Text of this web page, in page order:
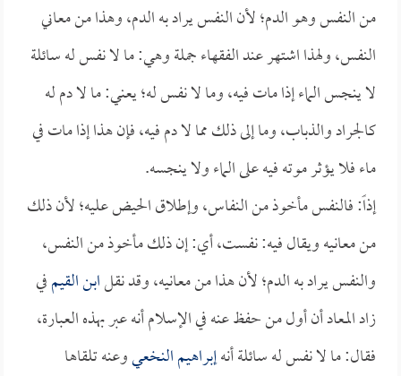
من النفس وهو الدم؛ لأن النفس يراد به الدم، وهذا من معاني
النفس، ولهذا اشتهر عند الفقهاء جملة وهي: ما لا نفس له سائلة
لا ينجس الماء إذا مات فيه، وما لا نفس له؛ يعني: ما لا دم له
كالجراد والذباب، وما إلى ذلك مما لا دم فيه، فإن هذا إذا مات في
ماء فلا يؤثر موته فيه على الماء ولا ينجسه.
إذاً: فالنفس مأخوذ من النفاس، وإطلاق الحيض عليه؛ لأن ذلك
من معانيه ويقال فيه: نفست، أي: إن ذلك مأخوذ من النفس،
والنفس يراد به الدم؛ لأن هذا من معانيه، وقد نقلابن القيمفي
زاد المعاد أن أول من حفظ عنه في الإسلام أنه عبر بهذه العبارة،
فقال: ما لا نفس له سائلة أنهإبراهيم النخعيوعنه تلقاها